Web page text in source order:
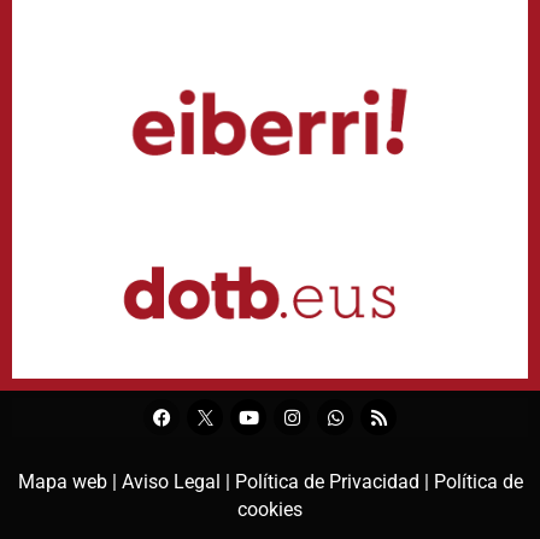
Mapa web | Aviso Legal | Política de Privacidad |
Política de
cookies